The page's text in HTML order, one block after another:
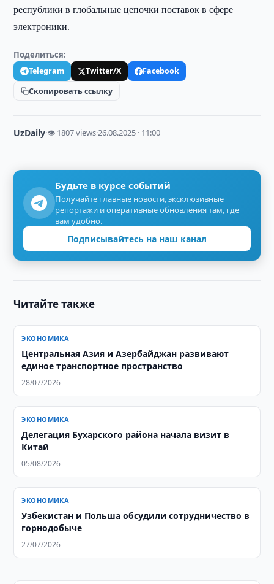
республики в глобальные цепочки поставок в сфере
электроники.
Поделиться:
Telegram Twitter/X
Facebook
Скопировать ссылку
UzDaily·👁 1807 views·26.08.2025 · 11:00
Будьте в курсе событий
Получайте главные новости, эксклюзивные
репортажи и оперативные обновления там, где
вам удобно.
Подписывайтесь на наш канал
Читайте также
ЭКОНОМИКА
Центральная Азия и Азербайджан развивают
единое транспортное пространство
28/07/2026
ЭКОНОМИКА
Делегация Бухарского района начала визит в
Китай
05/08/2026
ЭКОНОМИКА
Узбекистан и Польша обсудили сотрудничество в
горнодобыче
27/07/2026